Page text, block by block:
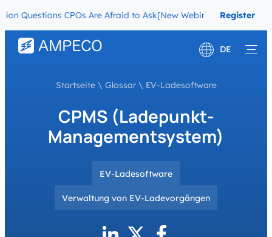
Questions CPOs Are Afraid to Ask[New Webinar] The Migration
Register
Now
DE
Startseite\ Glossar\ EV-Ladesoftware
CPMS (Ladepunkt-
Managementsystem)
EV-Ladesoftware
Verwaltung von EV-Ladevorgängen